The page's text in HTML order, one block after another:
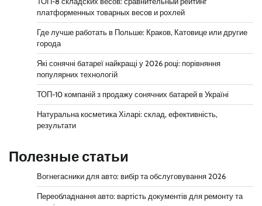
платформенных товарных весов и рохлей
Где лучше работать в Польше: Краков, Катовице или другие
города
Які сонячні батареї найкращі у 2026 році: порівняння
популярних технологій
ТОП-10 компаній з продажу сонячних батарей в Україні
Натуральна косметика Хіларі: склад, ефективність,
результати
Полезные статьи
Вогнегасники для авто: вибір та обслуговування 2026
Переобладнання авто: вартість документів для ремонту та